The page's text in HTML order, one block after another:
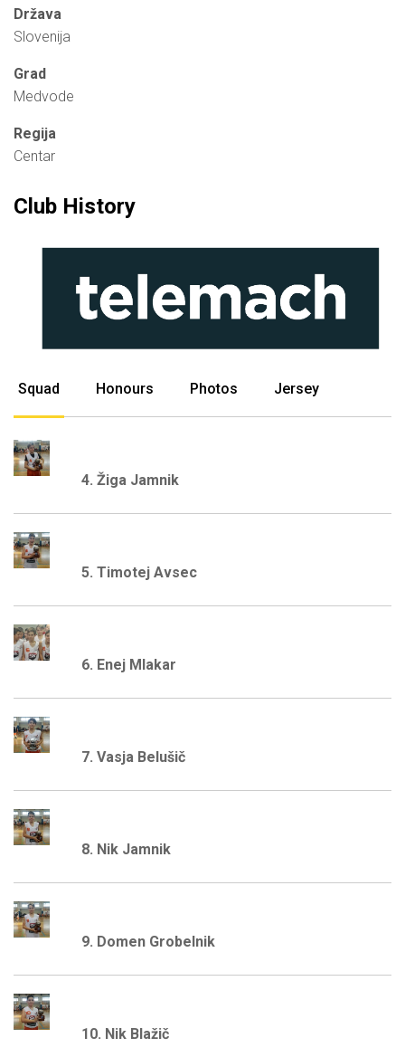
Država
Slovenija
Grad
Medvode
Regija
Centar
Club History
Squad Honours Photos Jersey
4. Žiga Jamnik
5. Timotej Avsec
6. Enej Mlakar
7. Vasja Belušič
8. Nik Jamnik
9. Domen Grobelnik
10. Nik Blažič